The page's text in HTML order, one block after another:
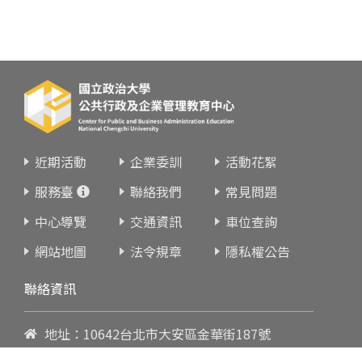
近期活動 企業委訓
活動花絮
服務臺
聯絡我們
常見問題
中心導覽
交通資訊
車位查詢
網站地圖
法令規章
隱私權公告
聯絡資訊
地址：10642台北市大安區金華街187號